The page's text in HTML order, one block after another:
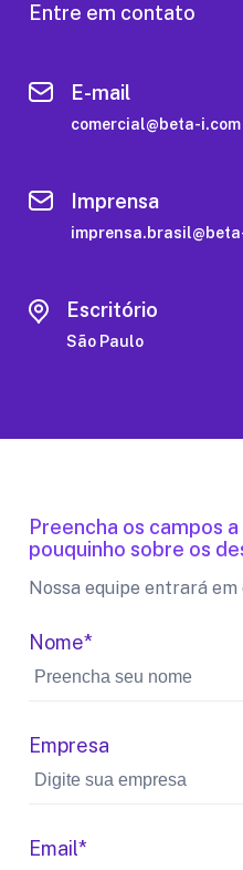
Entre em contato
E-mail
comercial@beta-i.com
Imprensa
Escritório
São Paulo
Preencha os campos
pouquinho sobre os
Nossa equipe entrará
Nome*
Empresa
Email*